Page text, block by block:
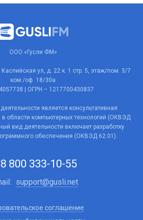
ООО «Гусли ФМ»
ул, д. 22 к. 1 стр. 5, этаж/пом. 3/7
ком./оф. 18/30а
| ОГРН – 1217700430837
является консультативная
в области компьютерных технологий (ОКВЭД
вид деятельности включает разработку
обеспечения (ОКВЭД 62.01).
8 800 333-10-55
support@gusli.net
соглашение